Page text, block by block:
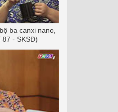
ba canxi nano,
87 - SKSĐ)